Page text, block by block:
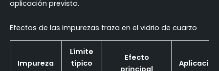
aplicación previsto.
Efectos de las impurezas traza en el vidrio de cuarzo
Impureza
Límite
típico
Efecto
principal